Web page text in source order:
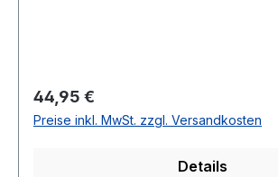
Regulärer Preis:
44,95 €
Preise inkl. MwSt. zzgl. Versandkosten
Details